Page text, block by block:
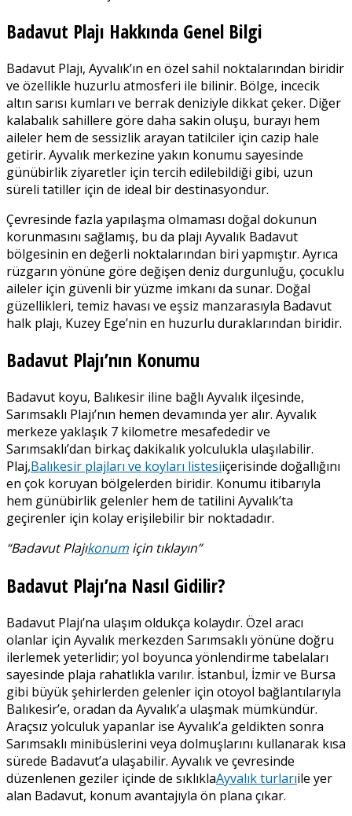
Badavut Plajı Hakkında Genel Bilgi
Badavut Plajı, Ayvalık’ın en özel sahil noktalarından biridir
ve özellikle huzurlu atmosferi ile bilinir. Bölge, incecik
altın sarısı kumları ve berrak deniziyle dikkat çeker. Diğer
kalabalık sahillere göre daha sakin oluşu, burayı hem
aileler hem de sessizlik arayan tatilciler için cazip hale
getirir. Ayvalık merkezine yakın konumu sayesinde
günübirlik ziyaretler için tercih edilebildiği gibi, uzun
süreli tatiller için de ideal bir destinasyondur.
Çevresinde fazla yapılaşma olmaması doğal dokunun
korunmasını sağlamış, bu da plajı Ayvalık Badavut
bölgesinin en değerli noktalarından biri yapmıştır. Ayrıca
rüzgarın yönüne göre değişen deniz durgunluğu, çocuklu
aileler için güvenli bir yüzme imkanı da sunar. Doğal
güzellikleri, temiz havası ve eşsiz manzarasıyla Badavut
halk plajı, Kuzey Ege’nin en huzurlu duraklarından biridir.
Badavut Plajı’nın Konumu
Badavut koyu, Balıkesir iline bağlı Ayvalık ilçesinde,
Sarımsaklı Plajı’nın hemen devamında yer alır. Ayvalık
merkeze yaklaşık 7 kilometre mesafededir ve
Sarımsaklı’dan birkaç dakikalık yolculukla ulaşılabilir.
Plaj,Balıkesir plajları ve koyları listesiiçerisinde doğallığını
en çok koruyan bölgelerden biridir. Konumu itibarıyla
hem günübirlik gelenler hem de tatilini Ayvalık’ta
geçirenler için kolay erişilebilir bir noktadadır.
“Badavut Plajıkonum için tıklayın”
Badavut Plajı’na Nasıl Gidilir?
Badavut Plajı’na ulaşım oldukça kolaydır. Özel aracı
olanlar için Ayvalık merkezden Sarımsaklı yönüne doğru
ilerlemek yeterlidir; yol boyunca yönlendirme tabelaları
sayesinde plaja rahatlıkla varılır. İstanbul, İzmir ve Bursa
gibi büyük şehirlerden gelenler için otoyol bağlantılarıyla
Balıkesir’e, oradan da Ayvalık’a ulaşmak mümkündür.
Araçsız yolculuk yapanlar ise Ayvalık’a geldikten sonra
Sarımsaklı minibüslerini veya dolmuşlarını kullanarak kısa
sürede Badavut’a ulaşabilir. Ayvalık ve çevresinde
düzenlenen geziler içinde de sıklıklaAyvalık turlarıile yer
alan Badavut, konum avantajıyla ön plana çıkar.